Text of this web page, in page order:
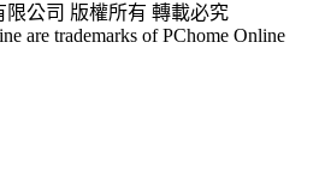
公司 版權所有 轉載必究
are trademarks of PChome Online